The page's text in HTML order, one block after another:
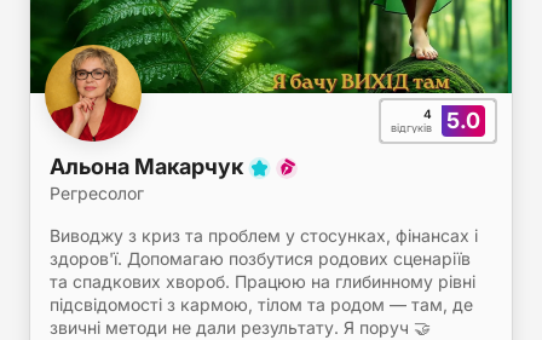
5.0
4
відгуків
Альона Макарчук
Регресолог
Виводжу з криз та проблем у стосунках, фінансах і
здоров'ї. Допомагаю позбутися родових сценаріїв
та спадкових хвороб. Працюю на глибинному рівні
підсвідомості з кармою, тілом та родом — там, де
звичні методи не дали результату. Я поруч 🤝